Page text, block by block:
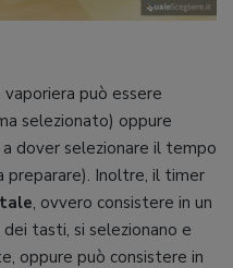
può essere
selezionato) oppure
dover selezionare il tempo
preparare). Inoltre, il timer
, ovvero consistere in un
tasti, si selezionano e
oppure può consistere in